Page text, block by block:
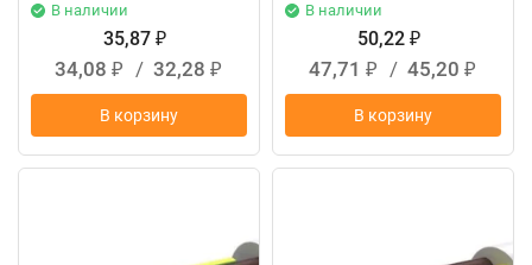
В наличии
35,87 ₽
34,08 ₽ / 32,28 ₽
В корзину
В наличии
50,22 ₽
47,71 ₽ / 45,20 ₽
В корзину